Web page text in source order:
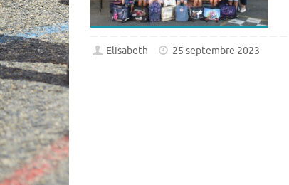
Elisabeth 25 septembre 2023